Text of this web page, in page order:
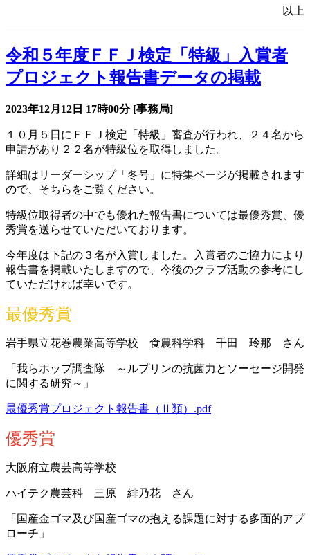
以上
令和５年度ＦＦＪ検定「特級」入賞者
プロジェクト報告書データの掲載
2023年12月12日 17時00分 [事務局]
１０月５日にＦＦＪ検定「特級」審査が行われ、２４名から
申請があり２２名が特級位を取得しました。
詳細はリーダーシップ「冬号」に特集ページが掲載されます
ので、そちらをご覧ください。
特級位取得者の中でも優れた報告書については最優秀賞、優
秀賞を送らせていただいております。
今年度は下記の３名が入賞しました。入賞者のご協力により
報告書を掲載いたしますので、今後のクラブ活動の参考にし
ていただければ幸いです。
最優秀賞
岩手県立花巻農業高等学校 食農科学科 千田 玲那 さん
「我らホップ調査隊 ～ルプリンの抗菌力とソーセージ開発
に関する研究～」
最優秀賞プロジェクト報告書（Ⅱ類）.pdf
優秀賞
大阪府立農芸高等学校
ハイテク農芸科 三原 緋乃花 さん
「国産金ゴマ及び国産ゴマの抱える課題に対する多面的アプ
ローチ」